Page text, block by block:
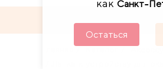
как Санкт-
Остаться
Каталог
Лапка к устройству для